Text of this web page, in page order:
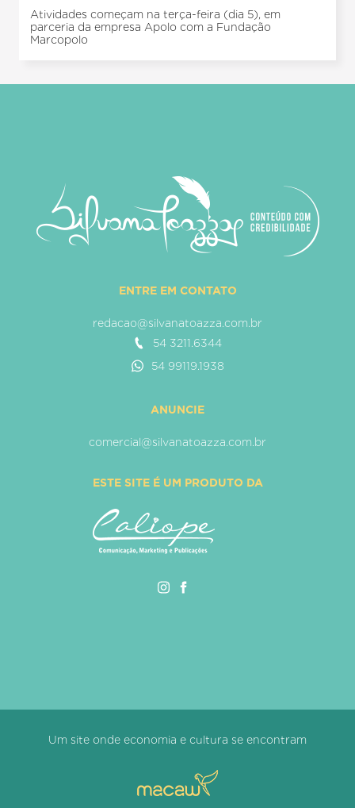
Atividades começam na terça-feira (dia 5), em
parceria da empresa Apolo com a Fundação
Marcopolo
ENTRE EM CONTATO
redacao@silvanatoazza.com.br
54 3211.6344
54 99119.1938
ANUNCIE
comercial@silvanatoazza.com.br
ESTE SITE É UM PRODUTO DA
Um site onde economia e cultura se encontram